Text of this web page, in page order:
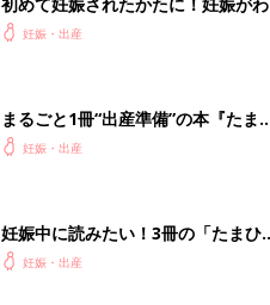
0％OFF以上が続々登場！Amazonの
本気が...
PR（Amazon）
ランキングをもっと見る